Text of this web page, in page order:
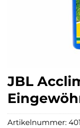
JBL
Artikelnummer: